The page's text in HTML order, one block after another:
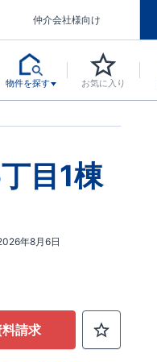
仲介会社様向け
物件を探す お気に入り
目1棟
年8月6日
請求